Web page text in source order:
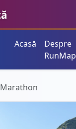
Acasă
Despre
RunMap